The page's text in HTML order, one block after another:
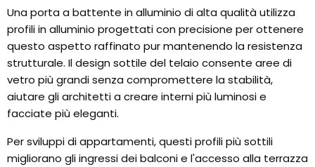
Una porta a battente in alluminio di alta qualità utilizza
profili in alluminio progettati con precisione per ottenere
questo aspetto raffinato pur mantenendo la resistenza
strutturale. Il design sottile del telaio consente aree di
vetro più grandi senza compromettere la stabilità,
aiutare gli architetti a creare interni più luminosi e
facciate più eleganti.
Per sviluppi di appartamenti, questi profili più sottili
migliorano gli ingressi dei balconi e l'accesso alla terrazza